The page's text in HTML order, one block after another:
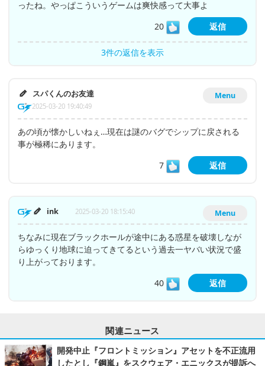
ったね。やっぱこういうゲームは爽快感って大事よ
20
返信
3件の返信を表示
Menu
スパくんのお友達
2025-03-20 19:40:49
あの頃が懐かしいねぇ…現在は謎のバグでシップに戻される
事が極稀にあります。
7
返信
Menu
ink 2025-03-20 18:15:40
ちなみに現在ブラックホールが途中にある惑星を破壊しなが
らゆっくり地球に迫ってきてるという過去一ヤバい状況で盛
り上がっております。
40
返信
関連ニュース
開発中止『フロントミッション』アセットを不正流用
したとし『鋼嵐』をスクウェア・エニックスが提訴へ